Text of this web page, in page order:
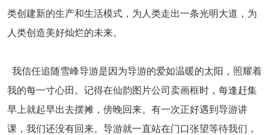
类创建新的生产和生活模式，为人类走出一条光明大道，为
人类创造美好灿烂的未来。
我信任追随雪峰导游是因为导游的爱如温暖的太阳，照耀着
我的每一寸心田。记得在仙韵图片公司卖画框时，每逢赶集
早上就起早出去摆摊，傍晚回来。有一次正好遇到导游讲
课，我们还没有回来。导游就一直站在门口张望等待我们，